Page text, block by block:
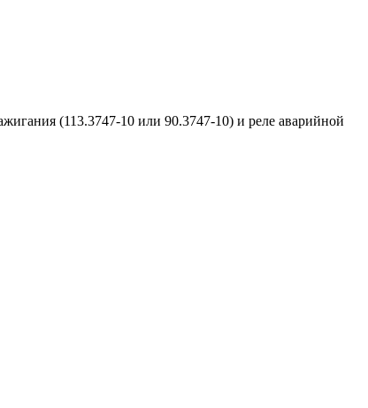
(113.3747-10 или 90.3747-10) и реле аварийной